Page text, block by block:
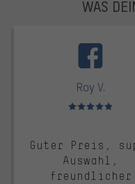
WAS
Roy V.
Bewertungen: 5 von
Guter Preis,
Auswahl,
freundlicher